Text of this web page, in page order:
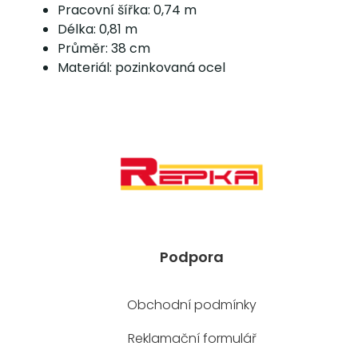
Pracovní šířka: 0,74 m
Délka: 0,81 m
Průměr: 38 cm
Materiál: pozinkovaná ocel
Podpora
Obchodní podmínky
Reklamační formulář